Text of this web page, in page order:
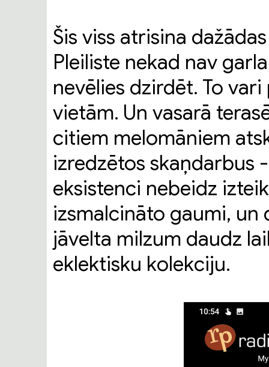
Šis viss atrisina
Pleiliste nekad nav
nevēlies dzirdēt. To
vietām. Un vasarā
citiem melomāniem
izredzētos skaņdarbus
eksistenci nebeidz
izsmalcināto gaumi, un
jāvelta milzum daudz
eklektisku kolekciju.